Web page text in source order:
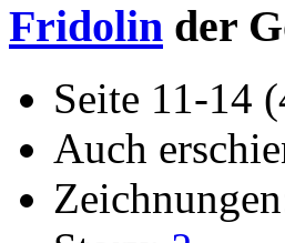
Fridolin der
Seite 11-14
Auch